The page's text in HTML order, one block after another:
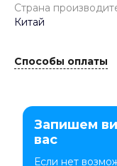
Страна
Китай
Способы оплаты
Запишем
вас
Если нет